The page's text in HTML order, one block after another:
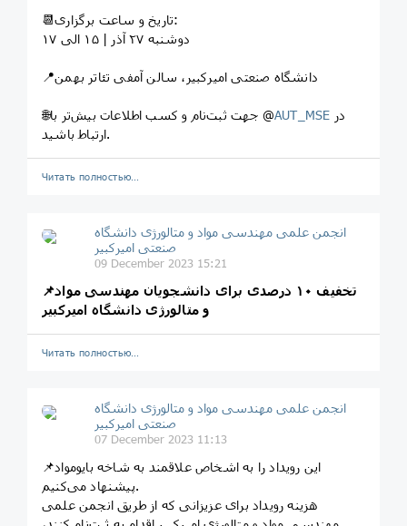
📆تاریخ و ساعت برگزاری:
دوشنبه ۲۷ آذر | ۱۵ الی ۱۷
📍دانشگاه صنعتی امیرکبیر، سالن آمفی تئاتر بهمن
🌐جهت ثبت‌نام و کسب اطلاعات بیش‌تر با @AUT_MSE
ارتباط باشید.
Читать полностью…
انجمن علمی مهندسی مواد و متالورژی دانشگاه
صنعتی امیرکبیر
09 December 2023 15:21
📌تخفیف ۱۰ درصدی برای دانشجویان مهندسی مواد
و متالورژی دانشگاه امیرکبیر
Читать полностью…
انجمن علمی مهندسی مواد و متالورژی دانشگاه
صنعتی امیرکبیر
07 December 2023 11:13
📌این رویداد را به اشخاص علاقمند به شاخه بایومواد
پیشنهاد می‌کنیم.
هزینه رویداد برای عزیزانی که از طریق انجمن‌ علمی